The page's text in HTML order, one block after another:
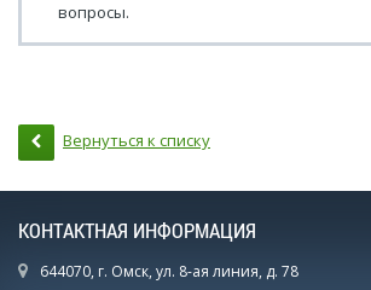
вопросы.
Вернуться к списку
КОНТАКТНАЯ ИНФОРМАЦИЯ
644070, г. Омск, ул. 8-ая линия, д. 78